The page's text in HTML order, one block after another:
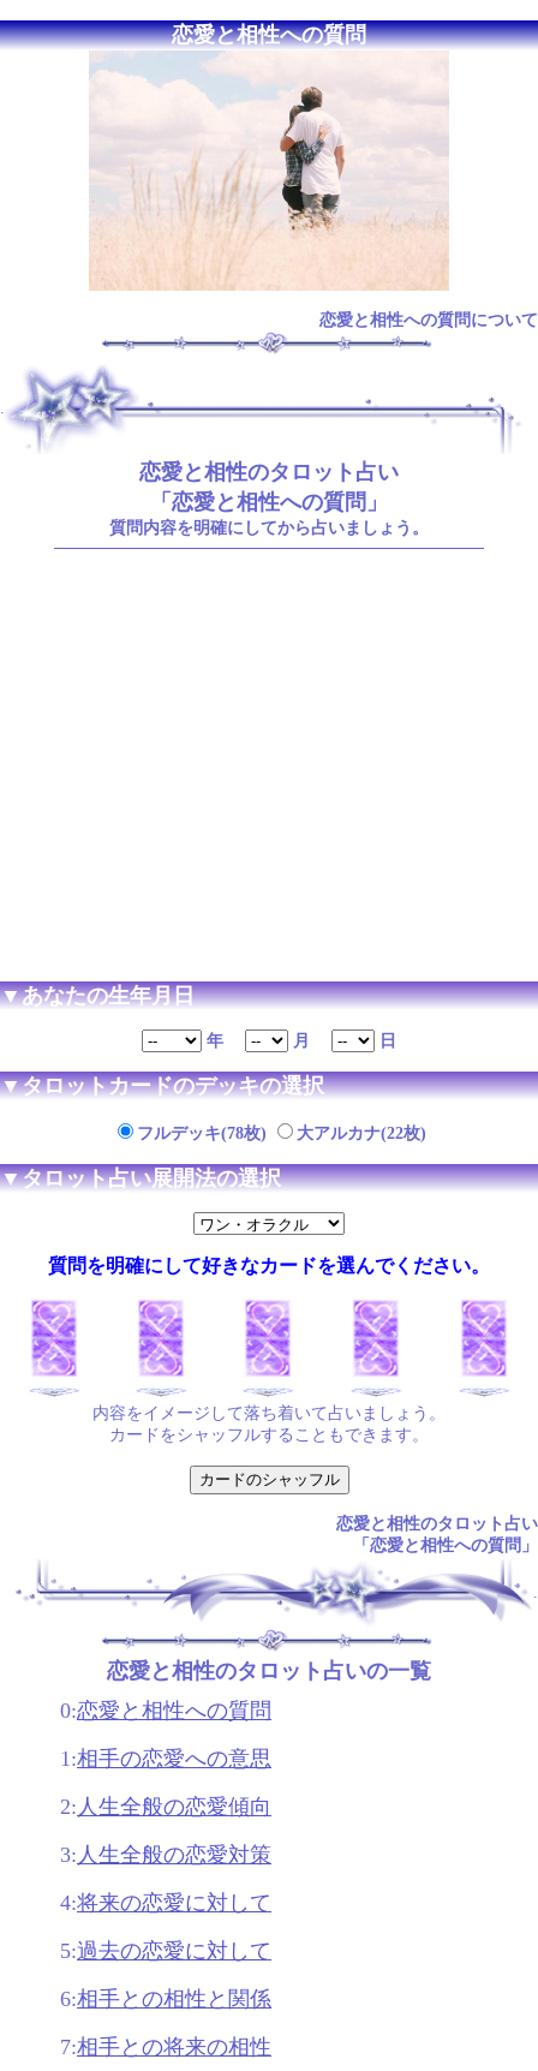
恋愛と相性への質問
恋愛と相性への質問について
恋愛と相性のタロット占い
「恋愛と相性への質問」
質問内容を明確にしてから占いましょう。
▼あなたの生年月日
年 月 日
▼タロットカードのデッキの選択
フルデッキ(78枚) 大アルカナ(22枚)
▼タロット占い展開法の選択
質問を明確にして好きなカードを選んでください。
内容をイメージして落ち着いて占いましょう。
カードをシャッフルすることもできます。
恋愛と相性のタロット占い
「恋愛と相性への質問」
恋愛と相性のタロット占いの一覧
0:恋愛と相性への質問
1:相手の恋愛への意思
2: 人生全般の恋愛傾向
3: 人生全般の恋愛対策
4:将来の恋愛に対して
5:過去の恋愛に対して
6:相手との相性と関係
7:相手との将来の相性